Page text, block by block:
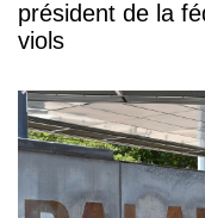
président de la
viols